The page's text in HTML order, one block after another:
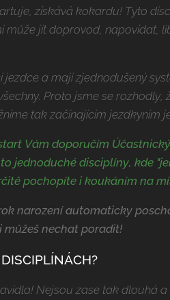
získává kokardu! Tyto
může jít doprovod, napovídat,
a mají zjednodušený
Proto jsme se rozhodly,
tak začínajícím jezdkyním
Vám doporučím
jednoduché disciplíny, kde
pochopíte i koukáním na
narození automaticky
můžeš nechat poradit!
Nejsou zase tak dlouhá